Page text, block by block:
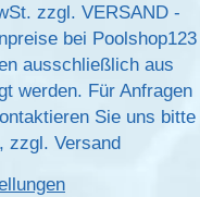
zzgl. VERSAND -
bei Poolshop123
ausschließlich aus
werden. Für Anfragen
Sie uns bitte
, zzgl. Versand